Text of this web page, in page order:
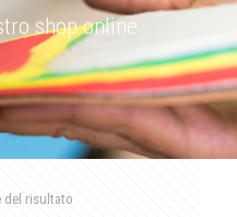
shop online
del risultato